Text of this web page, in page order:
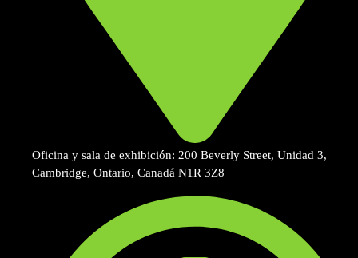
Oficina y sala de exhibición: 200 Beverly Street, Unidad 3,
Cambridge, Ontario, Canadá N1R 3Z8